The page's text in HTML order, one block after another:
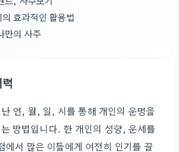
효과적인 활용법
만의 사주
연, 월, 일, 시를 통해 개인의 운명을
방법입니다. 한 개인의 성향, 운세를
에서 많은 이들에게 여전히 인기를 끌